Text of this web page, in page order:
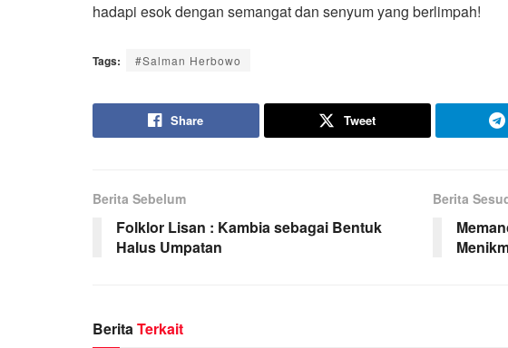
hadapi esok dengan semangat dan senyum yang berlimpah!
Tags: #Salman Herbowo
Share Tweet
Berita Sebelum
Folklor Lisan : Kambia sebagai Bentuk
Halus Umpatan
Berita
BeritaTerkait